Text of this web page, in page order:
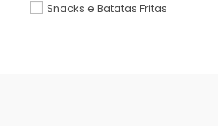
Snacks e Batatas Fritas